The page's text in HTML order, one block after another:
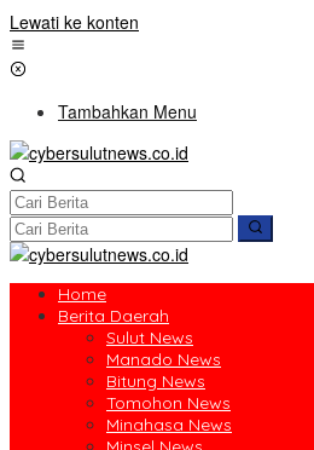
Lewati ke konten
Tambahkan Menu
Home
Berita Daerah
Sulut News
Manado News
Bitung News
Tomohon News
Minahasa News